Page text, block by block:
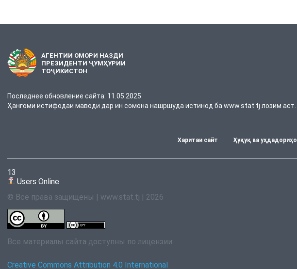
АГЕНТИИ ОМОРИ НАЗДИ
ПРЕЗИДЕНТИ ҶУМҲУРИИ
ТОҶИКИСТОН
Последнее обновление сайта: 11.05.2025
Ҳангоми истифодаи маводи дар ин сомона нашршуда истинод ба www.stat.tj лозим аст.
Харитаи сайт Ҳуқуқ ва уҳдадориҳо
13
Users Online
© Все права защищены | www.stat.tj | 2026
Все материалы сайта доступны по лицензии:
Creative Commons Attribution 4.0 International